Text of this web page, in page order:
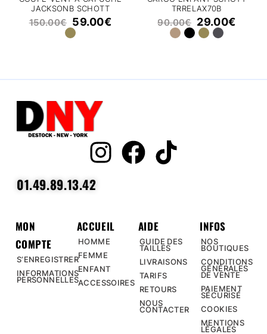
JACKSONB SCHOTT
150.00€ 59.00€
TRRELAX70B
90.00€ 29.00€
01.49.89.13.42
MON
COMPTE
S’ENREGISTRER
INFORMATIONS
PERSONNELLES
ACCUEIL
HOMME
FEMME
ENFANT
ACCESSOIRES
AIDE
GUIDE DES
TAILLES
LIVRAISONS
TARIFS
RETOURS
NOUS
CONTACTER
INFOS
NOS
BOUTIQUES
CONDITIONS
GÉNÉRALES
DE VENTE
PAIEMENT
SÉCURISÉ
COOKIES
MENTIONS
LÉGALES